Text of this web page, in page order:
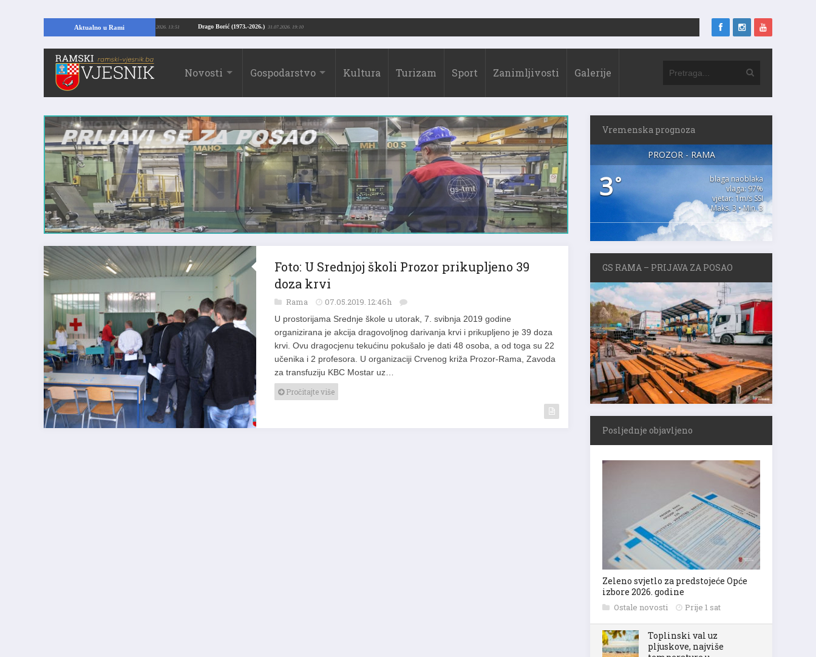
Aktualno u Rami Drago Borić (1973.-2026.) 31.07.2026. 19:10
Kopajući temelje kuće, pronašao vrijedne arheološke ostatke 24.07.2026. 13:51
Novosti Gospodarstvo Kultura Turizam Sport Zanimljivosti Galerije
Foto: U Srednjoj školi Prozor prikupljeno 39
doza krvi
Rama 07.05.2019. 12:46h
U prostorijama Srednje škole u utorak, 7. svibnja 2019 godine
organizirana je akcija dragovoljnog darivanja krvi i prikupljeno je 39 doza
krvi. Ovu dragocjenu tekućinu pokušalo je dati 48 osoba, a od toga su 22
učenika i 2 profesora. U organizaciji Crvenog križa Prozor-Rama, Zavoda
za transfuziju KBC Mostar uz…
Pročitajte više
Vremenska prognoza
PROZOR - RAMA
3°
blaga naoblaka
vlaga: 97%
vjetar: 1m/s SSI
Maks. 3 • Min. 3
GS RAMA – PRIJAVA ZA POSAO
Posljednje objavljeno
Zeleno svjetlo za predstojeće Opće
izbore 2026. godine
Ostale novosti Prije 1 sat
Toplinski val uz
pljuskove, najviše